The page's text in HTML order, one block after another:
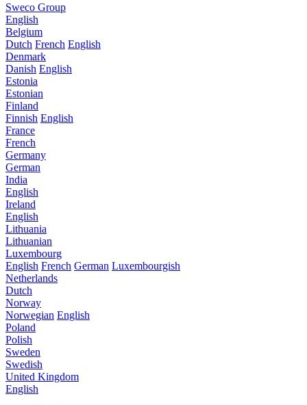
Sweco Group
English
Belgium
Dutch French English
Denmark
Danish English
Estonia
Estonian
Finland
Finnish English
France
French
Germany
German
India
English
Ireland
English
Lithuania
Lithuanian
Luxembourg
English French German Luxembourgish
Netherlands
Dutch
Norway
Norwegian English
Poland
Polish
Sweden
Swedish
United Kingdom
English